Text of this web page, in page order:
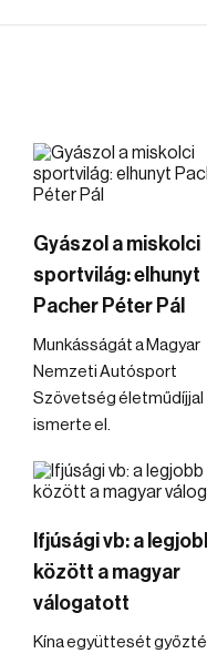
Gyászol a miskolci
sportvilág: elhunyt
Pacher Péter Pál
Munkásságát a Magyar
Nemzeti Autósport
Szövetség életműdíjjal
ismerte el.
Ifjúsági vb: a
között a magyar
válogatott
Kína együttesét